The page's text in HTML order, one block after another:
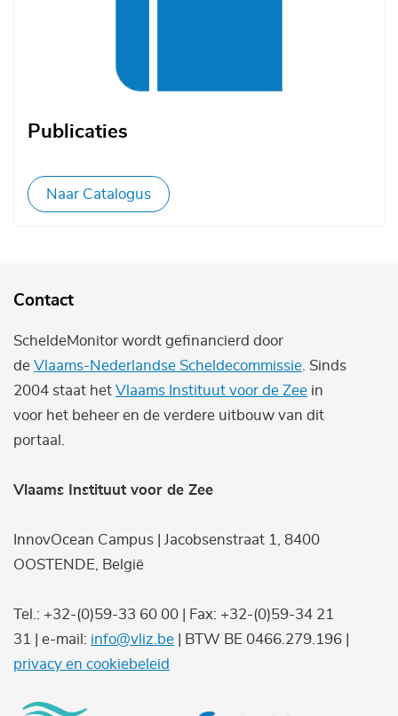
Publicaties
Naar Catalogus
Contact
ScheldeMonitor wordt gefinancierd door
de Vlaams-Nederlandse Scheldecommissie. Sinds
2004 staat het Vlaams Instituut voor de Zee in
voor het beheer en de verdere uitbouw van dit
portaal.
Vlaams Instituut voor de Zee
InnovOcean Campus | Jacobsenstraat 1, 8400
OOSTENDE, België
Tel.: +32-(0)59-33 60 00 | Fax: +32-(0)59-34 21
31 | e-mail: info@vliz.be | BTW BE 0466.279.196 |
privacy en cookiebeleid